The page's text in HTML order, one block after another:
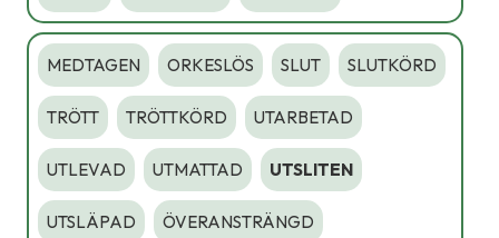
MEDTAGEN ORKESLÖS SLUT SLUTKÖRD
TRÖTT TRÖTTKÖRD UTARBETAD
UTLEVAD UTMATTAD UTSLITEN
UTSLÄPAD ÖVERANSTRÄNGD